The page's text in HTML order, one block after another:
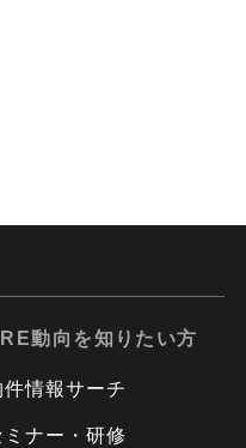
動向を知りたい方
件情報サーチ
ミナー・研修